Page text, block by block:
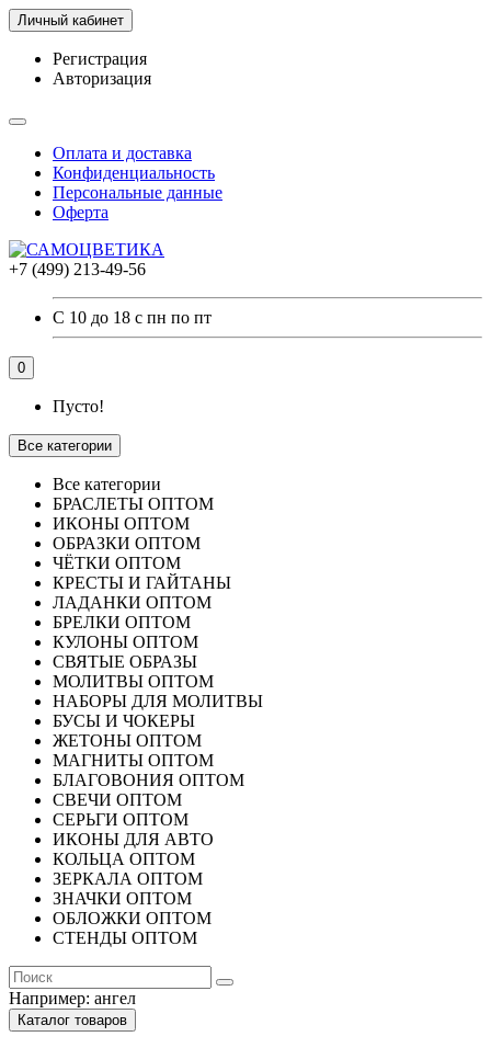
Личный кабинет
Регистрация
Авторизация
Оплата и доставка
Конфиденциальность
Персональные данные
Оферта
+7 (499) 213-49-56
С 10 до 18 с пн по пт
0
Пусто!
Все категории
Все категории
БРАСЛЕТЫ ОПТОМ
ИКОНЫ ОПТОМ
ОБРАЗКИ ОПТОМ
ЧЁТКИ ОПТОМ
КРЕСТЫ И ГАЙТАНЫ
ЛАДАНКИ ОПТОМ
БРЕЛКИ ОПТОМ
КУЛОНЫ ОПТОМ
СВЯТЫЕ ОБРАЗЫ
МОЛИТВЫ ОПТОМ
НАБОРЫ ДЛЯ МОЛИТВЫ
БУСЫ И ЧОКЕРЫ
ЖЕТОНЫ ОПТОМ
МАГНИТЫ ОПТОМ
БЛАГОВОНИЯ ОПТОМ
СВЕЧИ ОПТОМ
СЕРЬГИ ОПТОМ
ИКОНЫ ДЛЯ АВТО
КОЛЬЦА ОПТОМ
ЗЕРКАЛА ОПТОМ
ЗНАЧКИ ОПТОМ
ОБЛОЖКИ ОПТОМ
СТЕНДЫ ОПТОМ
Например: ангел
Каталог товаров